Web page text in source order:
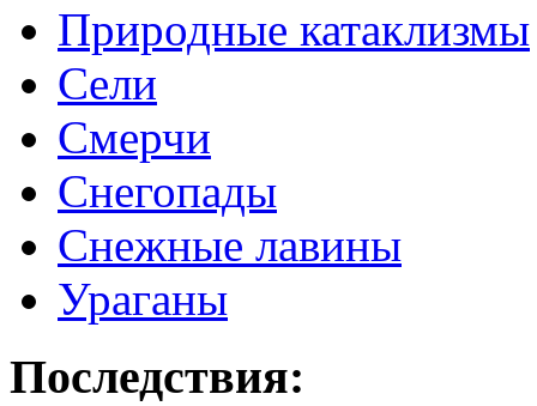
Природные катаклизмы
Сели
Смерчи
Снегопады
Снежные лавины
Ураганы
Последствия: